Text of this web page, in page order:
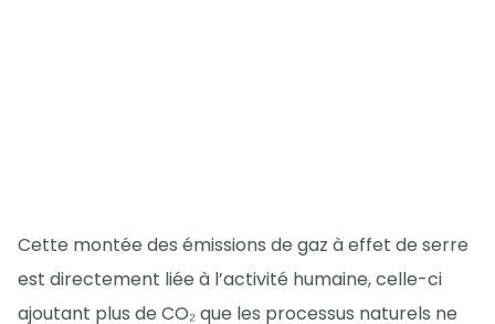
Cette montée des émissions de gaz à effet de serre
est directement liée à l’activité humaine, celle-ci
ajoutant plus de CO₂ que les processus naturels ne